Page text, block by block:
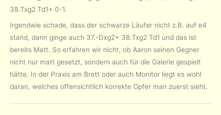
38.Txg2 Td1+ 0-1.
Irgendwie schade, dass der schwarze Läufer nicht z.B. auf e4
stand, dann ginge auch 37.-Dxg2+ 38.Txg2 Td1 und das ist
bereits Matt. So erfahren wir nicht, ob Aaron seinen Gegner
nicht nur matt gesetzt, sondern auch für die Galerie gespielt
hätte. In der Praxis am Brett oder auch Monitor liegt es wohl
daran, welches offensichtlich korrekte Opfer man zuerst sieht.